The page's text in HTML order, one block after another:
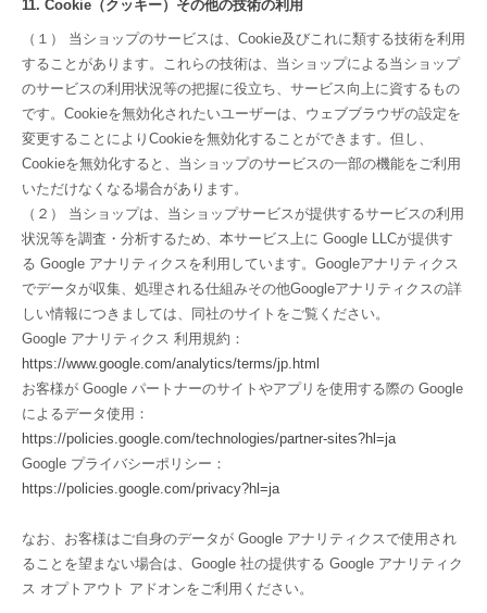
11. Cookie（クッキー）その他の技術の利用
（１） 当ショップのサービスは、Cookie及びこれに類する技術を利用
することがあります。これらの技術は、当ショップによる当ショップ
のサービスの利用状況等の把握に役立ち、サービス向上に資するもの
です。Cookieを無効化されたいユーザーは、ウェブブラウザの設定を
変更することによりCookieを無効化することができます。但し、
Cookieを無効化すると、当ショップのサービスの一部の機能をご利用
いただけなくなる場合があります。
（２） 当ショップは、当ショップサービスが提供するサービスの利用
状況等を調査・分析するため、本サービス上に Google LLCが提供す
る Google アナリティクスを利用しています。Googleアナリティクス
でデータが収集、処理される仕組みその他Googleアナリティクスの詳
しい情報につきましては、同社のサイトをご覧ください。
Google アナリティクス 利用規約：
https://www.google.com/analytics/terms/jp.html
お客様が Google パートナーのサイトやアプリを使用する際の Google
によるデータ使用：
https://policies.google.com/technologies/partner-sites?hl=ja
Google プライバシーポリシー：
https://policies.google.com/privacy?hl=ja
なお、お客様はご自身のデータが Google アナリティクスで使用され
ることを望まない場合は、Google 社の提供する Google アナリティク
ス オプトアウト アドオンをご利用ください。